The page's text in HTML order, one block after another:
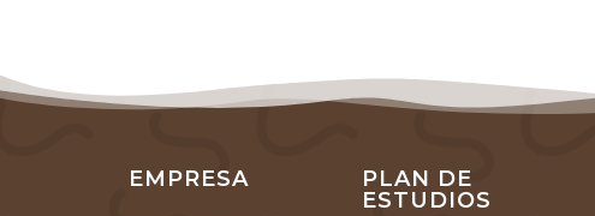
EMPRESA
PLAN DE
ESTUDIOS